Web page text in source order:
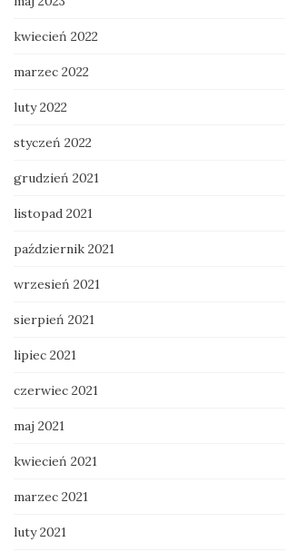
kwiecień 2022
marzec 2022
luty 2022
styczeń 2022
grudzień 2021
listopad 2021
październik 2021
wrzesień 2021
sierpień 2021
lipiec 2021
czerwiec 2021
maj 2021
kwiecień 2021
marzec 2021
luty 2021